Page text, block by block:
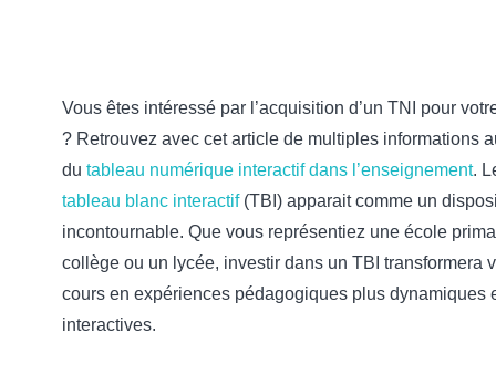
Vous êtes intéressé par l’acquisition d’un TNI pour
? Retrouvez avec cet article de multiples informations
du tableau numérique interactif dans l’enseignement.
tableau blanc interactif(TBI) apparait comme un
incontournable. Que vous représentiez une école
collège ou un lycée, investir dans un TBI transformera
cours en expériences pédagogiques plus dynamiques
interactives.